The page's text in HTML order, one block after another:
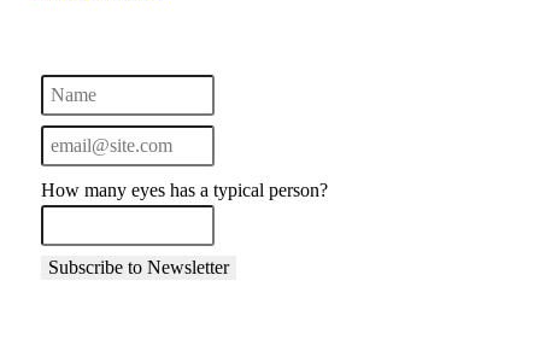
How many eyes has a typical person?